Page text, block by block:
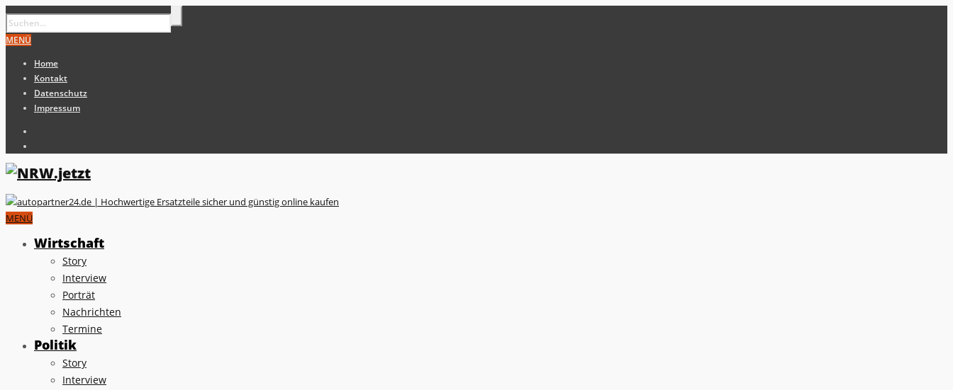
MENÜ
Home
Kontakt
Datenschutz
Impressum
MENÜ
Wirtschaft
Story
Interview
Porträt
Nachrichten
Termine
Politik
Story
Interview